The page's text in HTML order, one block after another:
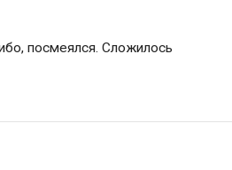
посмеялся. Сложилось